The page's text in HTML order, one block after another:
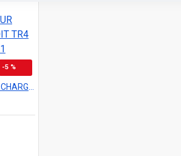
-5 %
UNDER ARMOUR CHARGED BANDIT TR4 WP 6010415-001